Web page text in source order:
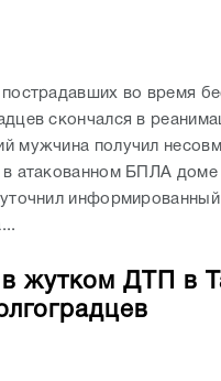
во время
скончался в
мужчина получил
в атакованном БПЛА
жутком ДТП в